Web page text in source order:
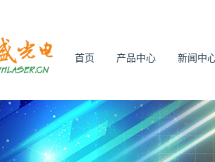
首页 产品中心 新闻中